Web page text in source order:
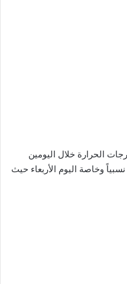
الحرارة خلال اليومين
وخاصة اليوم الأربعاء حيث